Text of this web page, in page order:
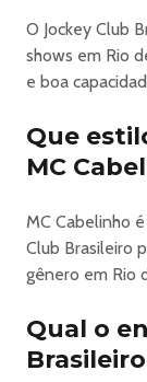
⚽ VILLAGE
O evento
Jockey Club
Torcida,
inúmeros
alimentação
brinquedos
tirolesa e
O evento conta
ocorrem os
atrações que
Endereço:
O Jockey Club
shows em Rio
e boa
Que
MC
MC Cabelinho
Club Brasileiro
gênero em Rio
Qual o